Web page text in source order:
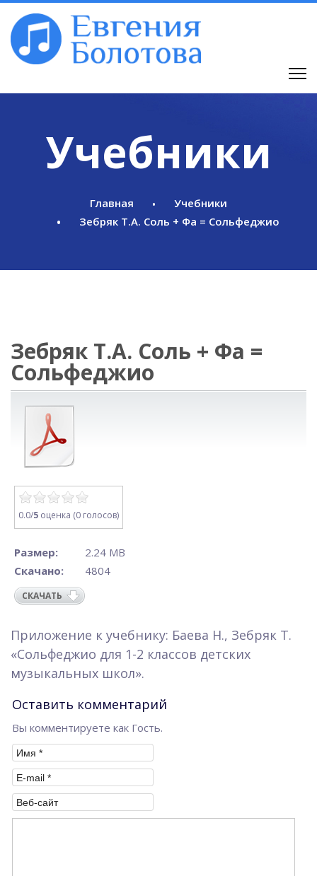
Учебники
Главная
Учебники
Зебряк Т.А. Соль + Фа = Сольфеджио
Зебряк Т.А. Соль + Фа =
Сольфеджио
0.0/5 оценка (0 голосов)
Размер:
2.24 MB
Скачано:
4804
СКАЧАТЬ
Приложение к учебнику: Баева Н., Зебряк Т.
«Сольфеджио для 1-2 классов детских
музыкальных школ».
Оставить комментарий
Вы комментируете как Гость.